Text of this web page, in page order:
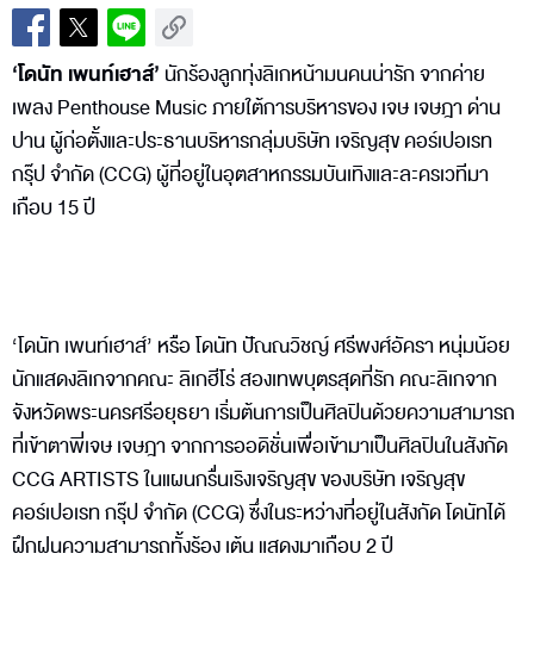
‘โดนัท เพนท์เฮาส์’ นักร้องลูกทุ่งลิเกหน้ามนคนน่ารัก จากค่าย
เพลง Penthouse Music ภายใต้การบริหารของ เจษ เจษฎา ด่าน
ปาน ผู้ก่อตั้งและประธานบริหารกลุ่มบริษัท เจริญสุข คอร์เปอเรท
กรุ๊ป จำกัด (CCG) ผู้ที่อยู่ในอุตสาหกรรมบันเทิงและละครเวทีมา
เกือบ 15 ปี
‘โดนัท เพนท์เฮาส์’ หรือ โดนัท ปัณณวิชญ์ ศรีพงศ์อัครา หนุ่มน้อย
นักแสดงลิเกจากคณะ ลิเกฮีโร่ สองเทพบุตรสุดที่รัก คณะลิเกจาก
จังหวัดพระนครศรีอยุธยา เริ่มต้นการเป็นศิลปินด้วยความสามารถ
ที่เข้าตาพี่เจษ เจษฎา จากการออดิชั่นเพื่อเข้ามาเป็นศิลปินในสังกัด
CCG ARTISTS ในแผนกรื่นเริงเจริญสุข ของบริษัท เจริญสุข
คอร์เปอเรท กรุ๊ป จำกัด (CCG) ซึ่งในระหว่างที่อยู่ในสังกัด โดนัทได้
ฝึกฝนความสามารถทั้งร้อง เต้น แสดงมาเกือบ 2 ปี